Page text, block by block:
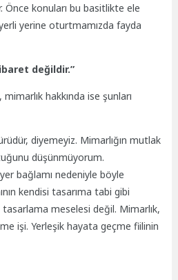
konuları bu basitlikte ele
yerine oturtmamızda fayda
değildir.”
hakkında ise şunları
diyemeyiz. Mimarlığın mutlak
düşünmüyorum.
bağlamı nedeniyle böyle
kendisi tasarıma tabi gibi
meselesi değil. Mimarlık,
işi. Yerleşik hayata geçme fiilinin